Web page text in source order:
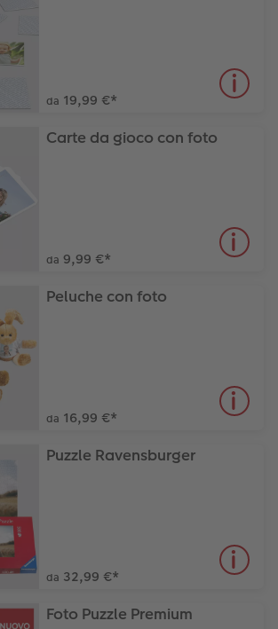
da 19,99 €*
Carte da gioco con foto
da 9,99 €*
Peluche con foto
da 16,99 €*
Puzzle Ravensburger
da 32,99 €*
Foto Puzzle Premium